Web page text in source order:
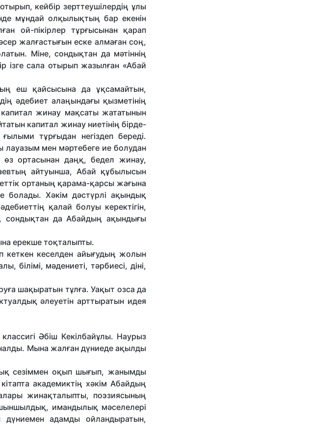
кейбір зерттеушілердің ұлы
мұндай олқылықтың бар екенін
ой-пікірлер тұрғысынан қарап
жалғастығын еске алмаған соң,
Міне, сондықтан да мәтіннің
ізге сала отырып жазылған «Абай
еш қайсысына да ұқсамайтын,
әдебиет алаңындағы қызметінің
жинау мақсаты жататынын
капитал жинау ниетінің бірде-
тұрғыдан негіздеп береді.
мен мәртебеге ие болудан
өз ортасынан даңқ, бедел жинау,
айтуынша, Абай құбылысын
ортаның қарама-қарсы жағына
болады. Хәкім дәстүрлі ақындық
қалай болуы керектігін,
сондықтан да Абайдың ақындығы
ерекше тоқталыпты.
кеткен кеселден айығудың жолын
білімі, мәдениеті, тәрбиесі, діні,
шақыратын тұлға. Уақыт озса да
әлеуетін арттыратын идея
Әбіш Кекілбайұлы. Наурыз
Мына жалған дүниеде ақылды
сезіммен оқып шығып, жанымды
академиктің хәкім Абайдың
жинақталыпты, поэзиясының
имандылық мәселелері
адамды ойландыратын,